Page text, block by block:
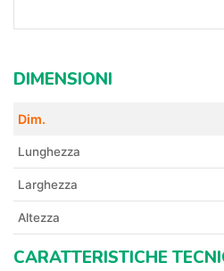
DIMENSIONI
Dim.
Lunghezza
Larghezza
Altezza
CARATTERISTICHE